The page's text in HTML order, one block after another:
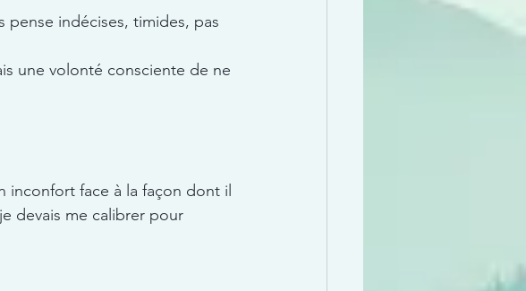
pense indécises, timides, pas
une volonté consciente de ne
inconfort face à la façon dont il
devais me calibrer pour